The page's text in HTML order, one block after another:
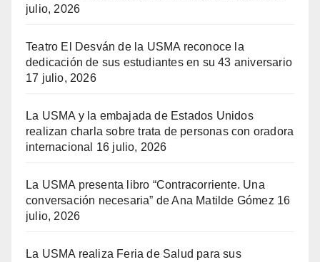
julio, 2026
Teatro El Desván de la USMA reconoce la
dedicación de sus estudiantes en su 43 aniversario
17 julio, 2026
La USMA y la embajada de Estados Unidos
realizan charla sobre trata de personas con oradora
internacional
16 julio, 2026
La USMA presenta libro “Contracorriente. Una
conversación necesaria” de Ana Matilde Gómez 16
julio, 2026
La USMA realiza Feria de Salud para sus